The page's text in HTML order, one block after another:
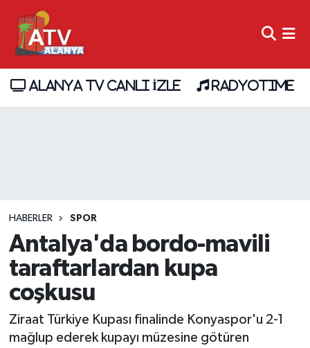
ALANYA TV CANLI İZLE RADYOTIME
HABERLER SPOR
Antalya'da bordo-mavili
taraftarlardan kupa
coşkusu
Ziraat Türkiye Kupası finalinde Konyaspor'u 2-1
mağlup ederek kupayı müzesine götüren